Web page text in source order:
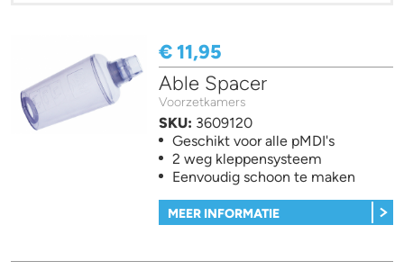
€ 11,95
Able Spacer
Voorzetkamers
SKU: 3609120
Geschikt voor alle pMDI's
2 weg kleppensysteem
Eenvoudig schoon te maken
MEER INFORMATIE